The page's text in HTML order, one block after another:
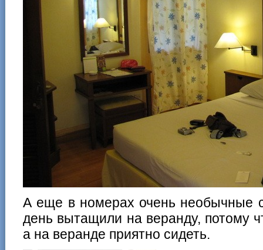
А еще в номерах очень необычные
день вытащили на веранду, потому
а на веранде приятно сидеть.